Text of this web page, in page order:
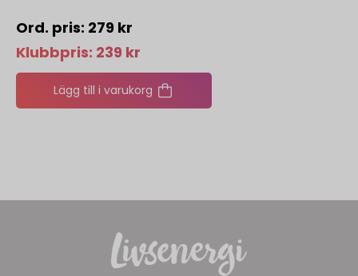
279 kr
Klubbpris: 239 kr
Lägg till i varukorg